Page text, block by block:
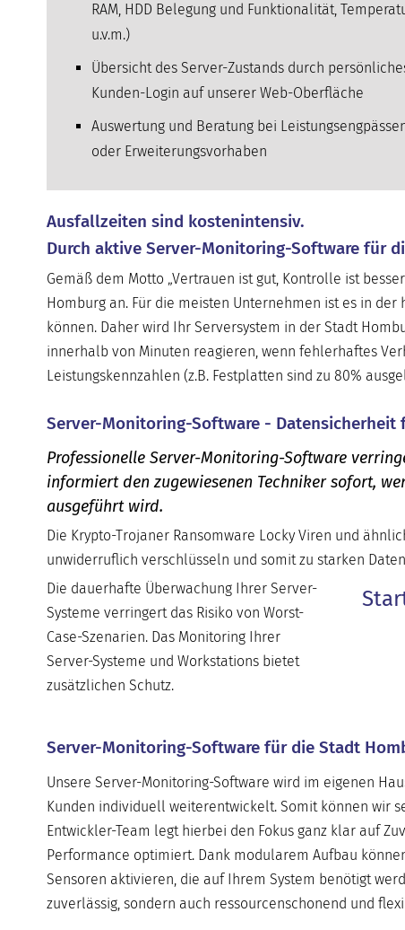
RAM, HDD Belegung und Funktionalität,
u.v.m.)
Übersicht des Server-Zustands durch
Kunden-Login auf unserer Web-Oberfläche
Auswertung und Beratung bei
oder Erweiterungsvorhaben
Ausfallzeiten sind kostenintensiv.
Durch aktive Server-Monitoring-Software für
Gemäß dem Motto „Vertrauen ist gut, Kontrolle ist
Homburg an. Für die meisten Unternehmen ist es in
können. Daher wird Ihr Serversystem in der Stadt
innerhalb von Minuten reagieren, wenn fehlerhaftes
Leistungskennzahlen (z.B. Festplatten sind zu 80%
Server-Monitoring-Software - Datensicherheit
Professionelle Server-Monitoring-Software
informiert den zugewiesenen Techniker sofort,
ausgeführt wird.
Die Krypto-Trojaner Ransomware Locky Viren und
unwiderruflich verschlüsseln und somit zu starken
Die dauerhafte Überwachung Ihrer Server-
Systeme verringert das Risiko von Worst-
Case-Szenarien. Das Monitoring Ihrer
Server-Systeme und Workstations bietet
zusätzlichen Schutz.
Server-Monitoring-Software für die Stadt
Unsere Server-Monitoring-Software wird im eigenen
Kunden individuell weiterentwickelt. Somit können wir
Entwickler-Team legt hierbei den Fokus ganz klar auf
Performance optimiert. Dank modularem Aufbau
Sensoren aktivieren, die auf Ihrem System benötigt
zuverlässig, sondern auch ressourcenschonend und